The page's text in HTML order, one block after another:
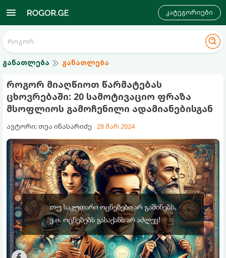
კატეგორიები
განათლება განათლება
როგორ მიაღწიოთ წარმატებას
ცხოვრებაში: 20 სამოტივაციო ფრაზა
მსოფლიოს გამოჩენილი ადამიანებისგან
ავტორი: თეა ინასარიძე 28 მარ 2024